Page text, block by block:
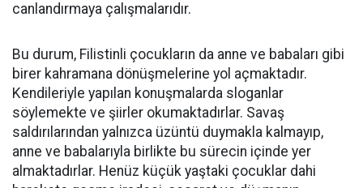
canlandırmaya çalışmalarıdır.
Bu durum, Filistinli çocukların da anne ve babaları gibi
birer kahramana dönüşmelerine yol açmaktadır.
Kendileriyle yapılan konuşmalarda sloganlar
söylemekte ve şiirler okumaktadırlar. Savaş
saldırılarından yalnızca üzüntü duymakla kalmayıp,
anne ve babalarıyla birlikte bu sürecin içinde yer
almaktadırlar. Henüz küçük yaştaki çocuklar dahi